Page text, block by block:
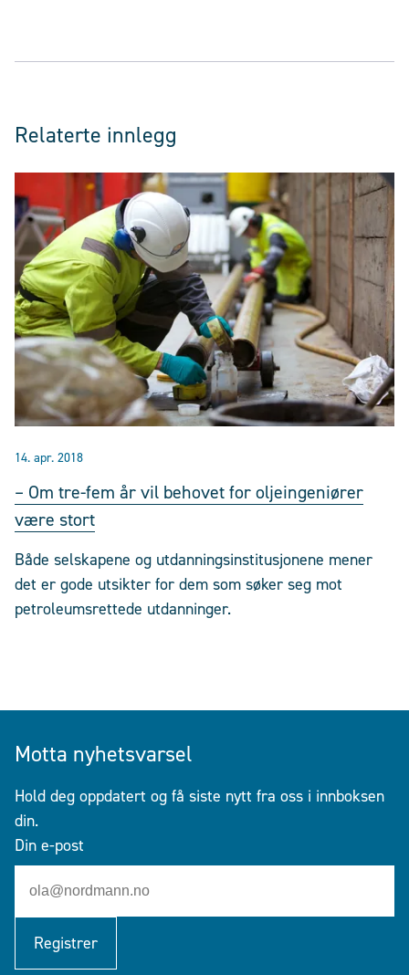
Relaterte innlegg
14. apr. 2018
– Om tre-fem år vil behovet for oljeingeniører
være stort
Både selskapene og utdanningsinstitusjonene mener
det er gode utsikter for dem som søker seg mot
petroleumsrettede utdanninger.
Motta nyhetsvarsel
Hold deg oppdatert og få siste nytt fra oss i innboksen
din.
Din e-post
Registrer